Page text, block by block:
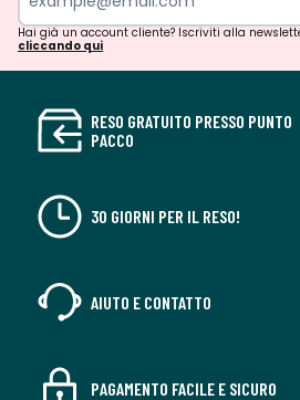
Hai già un account cliente? Iscriviti alla
cliccando qui
RESO GRATUITO PRESSO PUNTO
PACCO
30 GIORNI PER IL RESO!
AIUTO E CONTATTO
PAGAMENTO FACILE E SICURO